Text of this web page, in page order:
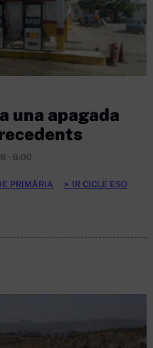
una apagada
· 6:00
PRIMÀRIA
1R CICLE ESO